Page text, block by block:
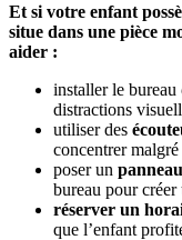
Et si votre enfant
situe dans une pièce
aider :
installer le bureau
distractions
utiliser des
concentrer malgré
poser un panneau
bureau pour
réserver un
que l’enfant